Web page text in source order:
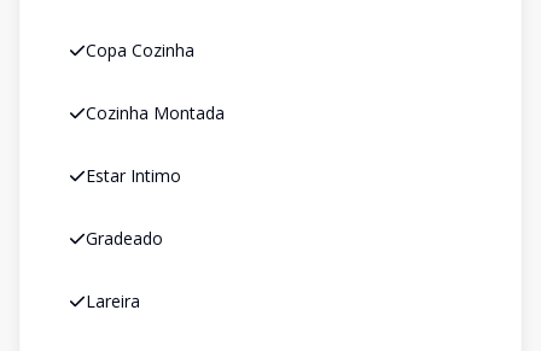
Copa Cozinha
Cozinha Montada
Estar Intimo
Gradeado
Lareira